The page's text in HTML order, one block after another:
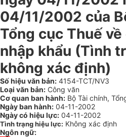
04/11/2002 của
Tổng cục Thuế
nhập khẩu (Tình
không xác định)
Số hiệu văn bản: 4154-TCT/NV3
Loại văn bản: Công văn
Cơ quan ban hành: Bộ Tài chính,
Ngày ban hành: 04-11-2002
Ngày có hiệu lực: 04-11-2002
Tình trạng hiệu lực: Không xác định
Ngôn ngữ: